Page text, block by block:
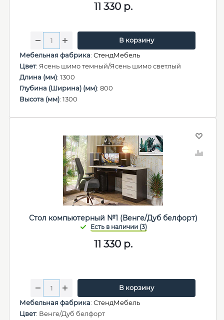
11 330р.
В корзину
Мебельная фабрика: СтендМебель
Цвет: Ясень шимо темный/Ясень шимо светлый
Длина (мм): 1300
Глубина (Ширина) (мм): 800
Высота (мм): 1300
Стол компьютерный №1 (Венге/Дуб белфорт)
11 330р.
В корзину
Мебельная фабрика: СтендМебель
Цвет: Венге/Дуб белфорт